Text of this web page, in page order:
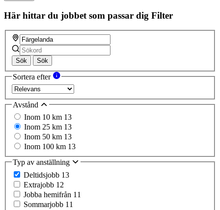
Här hittar du jobbet som passar dig Filter
Sök Sök
Sortera efter
Avstånd
Inom 10 km 13
Inom 25 km 13
Inom 50 km 13
Inom 100 km 13
Typ av anställning
Deltidsjobb 13
Extrajobb 12
Jobba hemifrån 11
Sommarjobb 11